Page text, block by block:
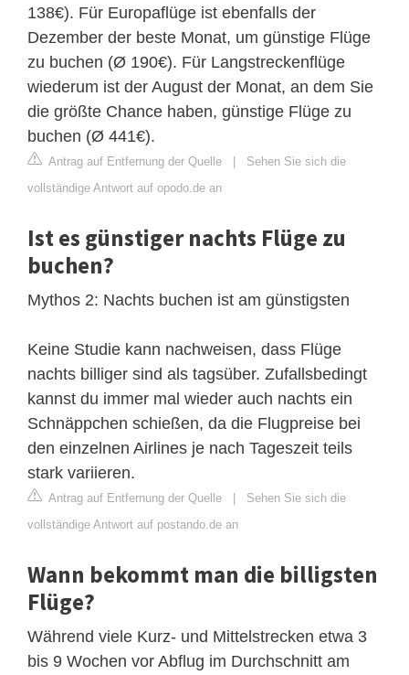
138€). Für Europaflüge ist ebenfalls der
Dezember der beste Monat, um günstige Flüge
zu buchen (Ø 190€). Für Langstreckenflüge
wiederum ist der August der Monat, an dem Sie
die größte Chance haben, günstige Flüge zu
buchen (Ø 441€).
Antrag auf Entfernung der Quelle | Sehen Sie sich die
vollständige Antwort auf opodo.de an
Ist es günstiger nachts Flüge zu
buchen?
Mythos 2: Nachts buchen ist am günstigsten
Keine Studie kann nachweisen, dass Flüge
nachts billiger sind als tagsüber. Zufallsbedingt
kannst du immer mal wieder auch nachts ein
Schnäppchen schießen, da die Flugpreise bei
den einzelnen Airlines je nach Tageszeit teils
stark variieren.
Antrag auf Entfernung der Quelle | Sehen Sie sich die
vollständige Antwort auf postando.de an
Wann bekommt man die billigsten
Flüge?
Während viele Kurz- und Mittelstrecken etwa 3
bis 9 Wochen vor Abflug im Durchschnitt am